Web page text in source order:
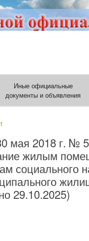
Иные официальные
документы и объявления
мая 2018 г. №
жилым
социального
29.10.2025)